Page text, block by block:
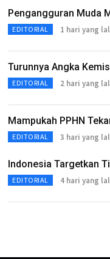
Pengangguran Muda
EDITORIAL 1 hari yang
Turunnya Angka
EDITORIAL 2 hari yang
Mampukah PPHN
EDITORIAL 3 hari yang
Indonesia Targetkan
EDITORIAL 4 hari yang